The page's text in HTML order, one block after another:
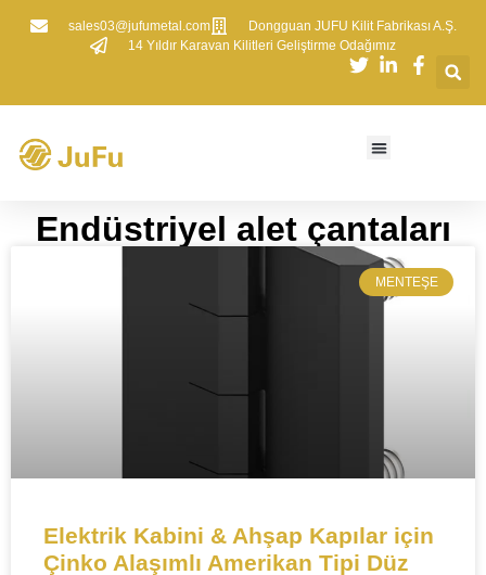
sales03@jufumetal.com
​Dongguan JUFU Kilit Fabrikası A.Ş.
​14 Yıldır Karavan Kilitleri Geliştirme Odağımız
Endüstriyel alet çantaları​​
MENTEŞE​
​​​​​​Elektrik Kabini & Ahşap Kapılar için
Çinko Alaşımlı Amerikan Tipi Düz